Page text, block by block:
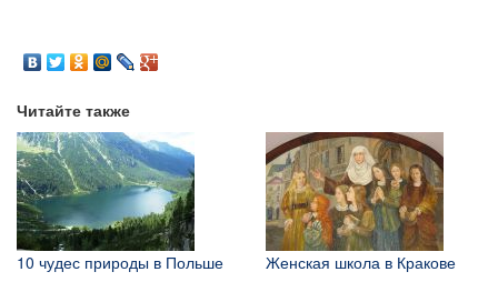
Читайте также
10 чудес природы в Польше Женская школа в Кракове